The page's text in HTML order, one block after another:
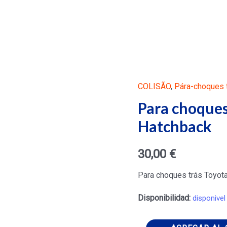
COLISÃO, Pára-choques
Para
Hatchback
30,00 €
Para choques trás
Disponibilidad: disponivel